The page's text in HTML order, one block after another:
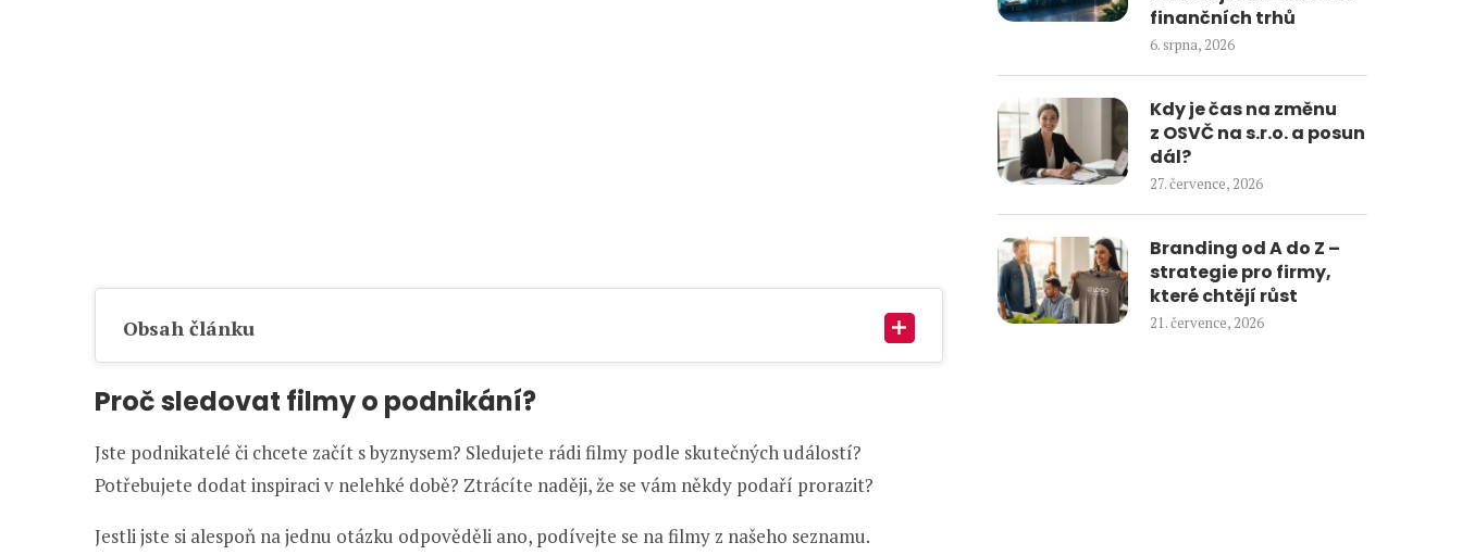
Obsah článku
Proč sledovat filmy o podnikání?
Jste podnikatelé či chcete začít s byznysem? Sledujete rádi filmy podle skutečných událostí?
Potřebujete dodat inspiraci v nelehké době? Ztrácíte naději, že se vám někdy podaří prorazit?
Jestli jste si alespoň na jednu otázku odpověděli ano, podívejte se na filmy z našeho seznamu.
finančních trhů
6. srpna, 2026
Kdy je čas na změnu
z OSVČ na s.r.o. a posun
dál?
27. července, 2026
Branding od A do Z –
strategie pro firmy,
které chtějí růst
21. července, 2026